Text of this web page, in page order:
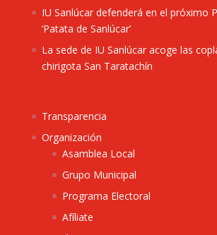
IU Sanlúcar defenderá en el próximo
‘Patata de Sanlúcar’
La sede de IU Sanlúcar acoge las
chirigota San Taratachín
Transparencia
Organización
Asamblea Local
Grupo Municipal
Programa Electoral
Afíliate